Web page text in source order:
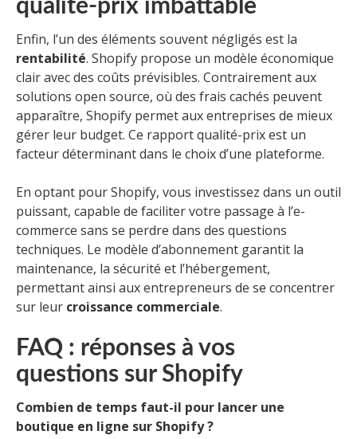
qualité-prix imbattable
Enfin, l’un des éléments souvent négligés est la
rentabilité. Shopify propose un modèle économique
clair avec des coûts prévisibles. Contrairement aux
solutions open source, où des frais cachés peuvent
apparaître, Shopify permet aux entreprises de mieux
gérer leur budget. Ce rapport qualité-prix est un
facteur déterminant dans le choix d’une plateforme.
En optant pour Shopify, vous investissez dans un outil
puissant, capable de faciliter votre passage à l’e-
commerce sans se perdre dans des questions
techniques. Le modèle d’abonnement garantit la
maintenance, la sécurité et l’hébergement,
permettant ainsi aux entrepreneurs de se concentrer
sur leur croissance commerciale.
FAQ : réponses à vos
questions sur Shopify
Combien de temps faut-il pour lancer une
boutique en ligne sur Shopify ?